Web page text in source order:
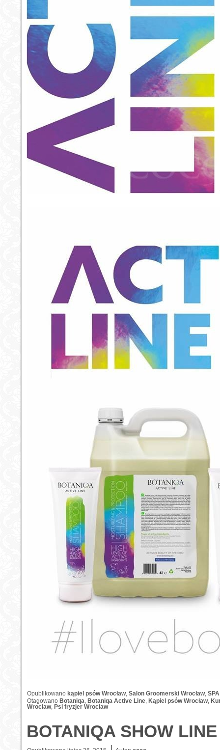
Opublikowano kąpiel psów Wrocław, Salon Groomerski Wrocław,
Otagowano Botaniqa, Botaniqa Active Line, Kąpiel psów Wrocław,
Wrocław, Psi fryzjer Wrocław
BOTANIQA SHOW LINE